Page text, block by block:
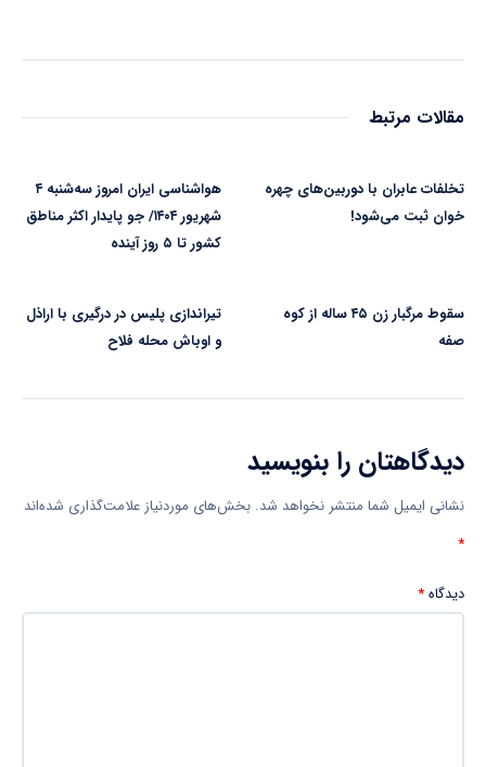
مقالات مرتبط
تخلفات عابران با دوربین‌های چهره
خوان ثبت می‌شود!
هواشناسی ایران امروز سه‌شنبه ۴
شهریور ۱۴۰۴/ جو پایدار اکثر مناطق
کشور تا ۵ روز آینده
سقوط مرگبار زن ۴۵ ساله از کوه
صفه
تیراندازی پلیس در درگیری با اراذل
و اوباش محله فلاح
دیدگاهتان را بنویسید
نشانی ایمیل شما منتشر نخواهد شد. بخش‌های موردنیاز علامت‌گذاری شده‌اند
*
دیدگاه*